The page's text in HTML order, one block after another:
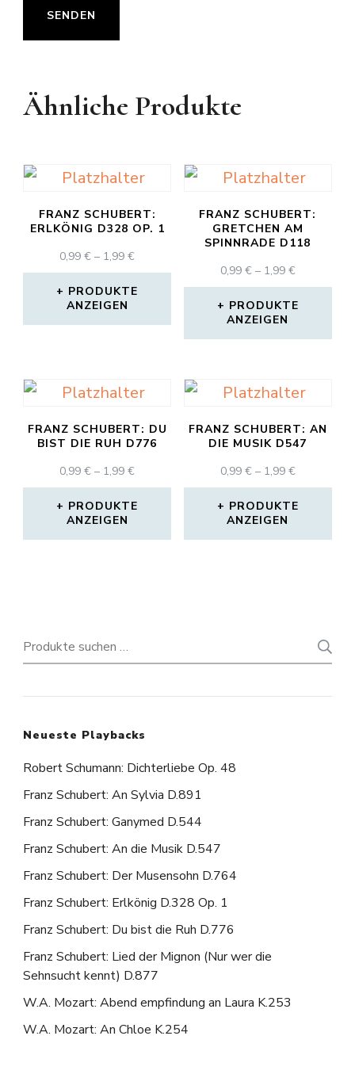
Ähnliche Produkte
FRANZ SCHUBERT:
ERLKÖNIG D328 OP. 1
0,99€ – 1,99€PREISSPANNE:
0,99 €
BIS
PRODUKTE
ANZEIGEN
FRANZ SCHUBERT:
GRETCHEN AM
SPINNRADE D118
0,99 € – 1,99 €
0,99 €
BIS
PRODUKTE
ANZEIGEN
FRANZ SCHUBERT: DU
BIST DIE RUH D776
0,99€ – 1,99€PREISSPANNE:
0,99 €
BIS
PRODUKTE
ANZEIGEN
FRANZ SCHUBERT: AN
DIE MUSIK D547
0,99 € – 1,99 €
0,99 €
BIS
PRODUKTE
ANZEIGEN
Suchen
nach:
Neueste Playbacks
Robert Schumann: Dichterliebe Op. 48
Franz Schubert: An Sylvia D.891
Franz Schubert: Ganymed D.544
Franz Schubert: An die Musik D.547
Franz Schubert: Der Musensohn D.764
Franz Schubert: Erlkönig D.328 Op. 1
Franz Schubert: Du bist die Ruh D.776
Franz Schubert: Lied der Mignon (Nur wer die
Sehnsucht kennt) D.877
W.A. Mozart: Abend empfindung an Laura K.253
W.A. Mozart: An Chloe K.254